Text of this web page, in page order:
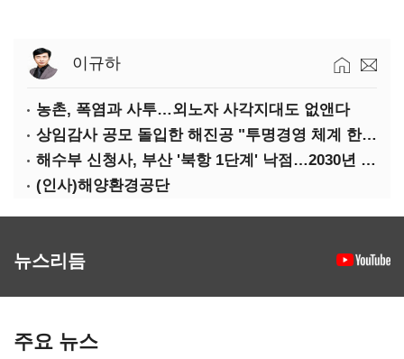
이규하
농촌, 폭염과 사투…외노자 사각지대도 없앤다
상임감사 공모 돌입한 해진공 "투명경영 체계 한층 강화"
해수부 신청사, 부산 '북항 1단계' 낙점…2030년 완공 목표
(인사)해양환경공단
뉴스리듬
주요 뉴스